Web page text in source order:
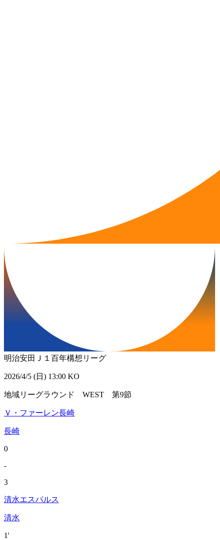
明治安田Ｊ１百年構想リーグ
2026/4/5 (日) 13:00 KO
地域リーグラウンド WEST 第9節
Ｖ・ファーレン長崎
長崎
0
-
3
清水エスパルス
清水
1'